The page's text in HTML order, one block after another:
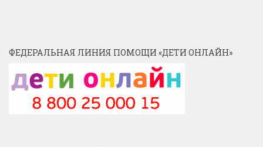
ФЕДЕРАЛЬНАЯ ЛИНИЯ ПОМОЩИ «ДЕТИ ОНЛАЙН»